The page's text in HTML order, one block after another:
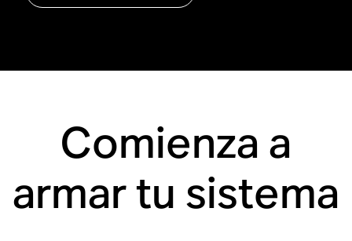
Comienza a
armar tu sistema